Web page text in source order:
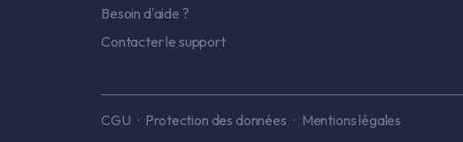
Besoin d'aide ?
Contacter le support
CGU Protection des données Mentions légales